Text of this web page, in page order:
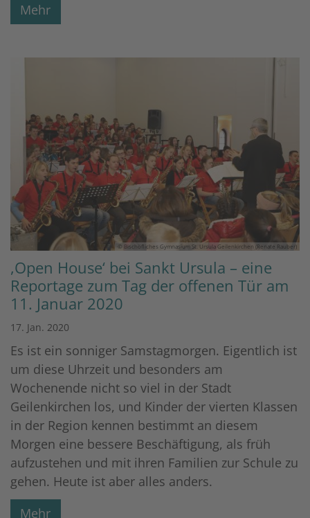
Mehr
© Bischöfliches Gymnasium St. Ursula Geilenkirchen (Renate Rauber)
,Open House‘ bei Sankt Ursula – eine
Reportage zum Tag der offenen Tür am
11. Januar 2020
17. Jan. 2020
Es ist ein sonniger Samstagmorgen. Eigentlich ist
um diese Uhrzeit und besonders am
Wochenende nicht so viel in der Stadt
Geilenkirchen los, und Kinder der vierten Klassen
in der Region kennen bestimmt an diesem
Morgen eine bessere Beschäftigung, als früh
aufzustehen und mit ihren Familien zur Schule zu
gehen. Heute ist aber alles anders.
Mehr